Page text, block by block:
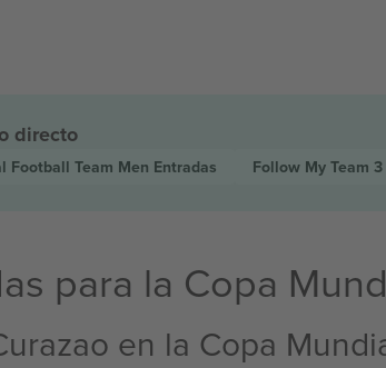
directo
Football Team Men Entradas Follow My Team
para la Copa
en la Copa